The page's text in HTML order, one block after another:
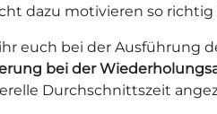
dazu motivieren so richtig
euch bei der Ausführung
bei der
Durchschnittszeit